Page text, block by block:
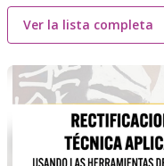
Ver la lista completa